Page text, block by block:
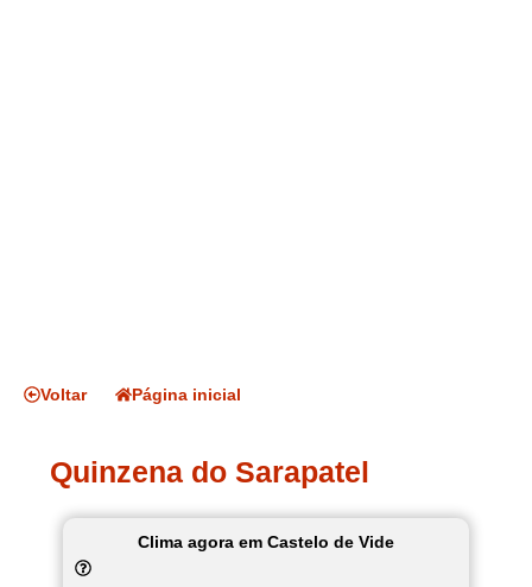
Voltar Página inicial
Quinzena do Sarapatel
Clima agora em Castelo de Vide